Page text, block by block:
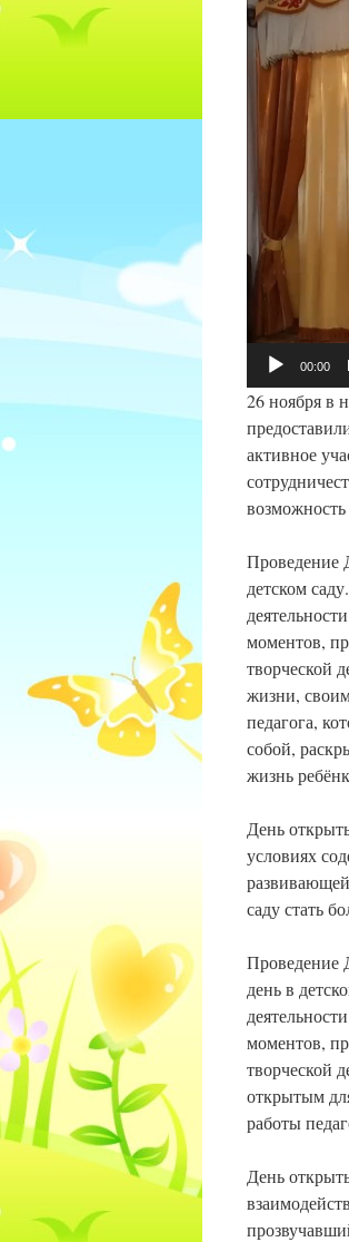
00:00
26 ноября в
активное
возможность
Проведение
детском
моментов,
творческой
жизни,
педагога,
собой,
жизнь
День
условиях
саду стать
Проведение
день в
моментов,
творческой
открытым
работы
День